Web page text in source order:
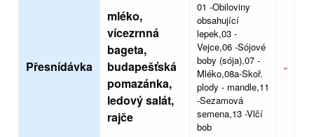
Přesnídávka
mléko,
vícezrnná
bageta,
budapešťská
pomazánka,
ledový salát,
rajče
01 -Obiloviny
obsahující
lepek,03 -
Vejce,06 -Sójové
boby (sója),07 -
Mléko,08a-Skoř.
plody - mandle,11
-Sezamová
semena,13 -Vlčí
bob